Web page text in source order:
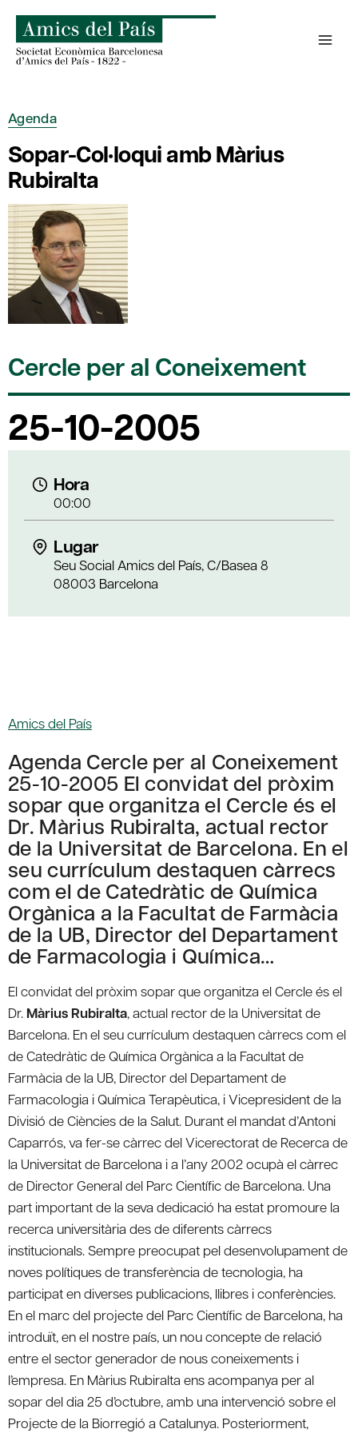
content
Agenda
Sopar-Col·loqui amb Màrius
Rubiralta
Cercle per al Coneixement
25-10-2005
Hora
00:00
Lugar
Seu Social Amics del País, C/Basea 8
08003 Barcelona
Amics del País
Agenda Cercle per al Coneixement
25-10-2005 El convidat del pròxim
sopar que organitza el Cercle és el
Dr. Màrius Rubiralta, actual rector
de la Universitat de Barcelona. En el
seu currículum destaquen càrrecs
com el de Catedràtic de Química
Orgànica a la Facultat de Farmàcia
de la UB, Director del Departament
de Farmacologia i Química…
El convidat del pròxim sopar que organitza el Cercle és el
Dr. Màrius Rubiralta, actual rector de la Universitat de
Barcelona. En el seu currículum destaquen càrrecs com el
de Catedràtic de Química Orgànica a la Facultat de
Farmàcia de la UB, Director del Departament de
Farmacologia i Química Terapèutica, i Vicepresident de la
Divisió de Ciències de la Salut. Durant el mandat d’Antoni
Caparrós, va fer-se càrrec del Vicerectorat de Recerca de
la Universitat de Barcelona i a l’any 2002 ocupà el càrrec
de Director General del Parc Científic de Barcelona. Una
part important de la seva dedicació ha estat promoure la
recerca universitària des de diferents càrrecs
institucionals. Sempre preocupat pel desenvolupament de
noves polítiques de transferència de tecnologia, ha
participat en diverses publicacions, llibres i conferències.
En el marc del projecte del Parc Científic de Barcelona, ha
introduït, en el nostre país, un nou concepte de relació
entre el sector generador de nous coneixements i
l’empresa. En Màrius Rubiralta ens acompanya per al
sopar del dia 25 d’octubre, amb una intervenció sobre el
Projecte de la Biorregió a Catalunya. Posteriorment,